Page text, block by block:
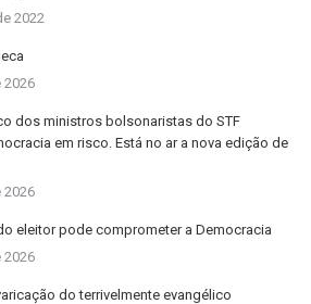
2022
2026
dos ministros bolsonaristas do STF
em risco. Está no ar a nova edição de
2026
eleitor pode comprometer a Democracia
2026
do terrivelmente evangélico